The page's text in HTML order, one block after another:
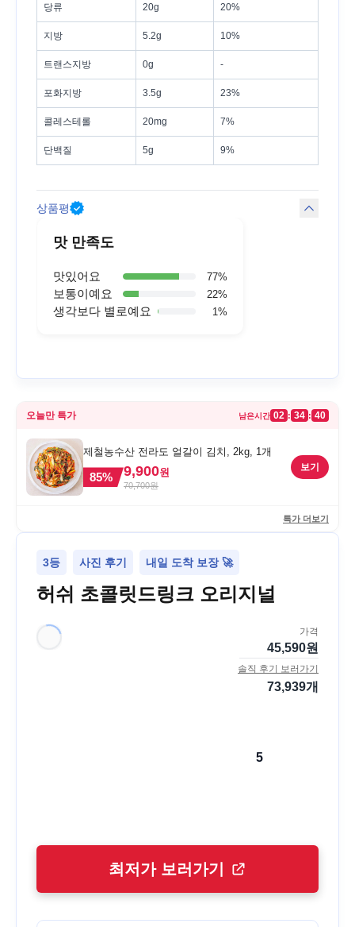
당류 20g 20%
지방 5.2g 10%
트랜스지방 0g -
포화지방 3.5g 23%
콜레스테롤 20mg 7%
단백질 5g 9%
상품평
맛 만족도
맛있어요 77%
보통이예요 22%
생각보다 별로예요 1 %
오늘만 특가 남은시간 02 : 34 : 40
제철농수산 전라도 얼갈이 김치, 2kg, 1개
85% 9,900원
70,700원
보기
특가 더보기
3등 사진 후기 내일 도착 보장 🚀
허쉬 초콜릿드링크 오리지널
가격
45,590원
솔직 후기 보러가기
73,939개
5
최저가 보러가기